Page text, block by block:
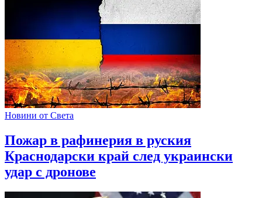
Новини от Света
Пожар в рафинерия в руския
Краснодарски край след украински
удар с дронове